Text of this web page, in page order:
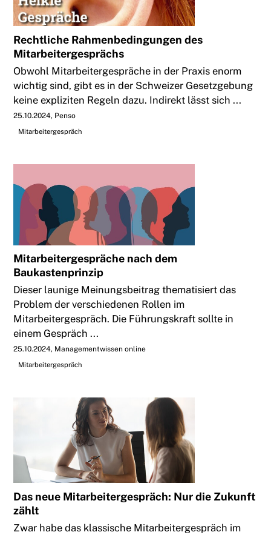
Rechtliche Rahmenbedingungen des
Mitarbeitergesprächs
Obwohl Mitarbeitergespräche in der Praxis enorm
wichtig sind, gibt es in der Schweizer Gesetzgebung
keine expliziten Regeln dazu. Indirekt lässt sich ...
25.10.2024 Penso
Mitarbeitergespräch
Mitarbeitergespräche nach dem
Baukastenprinzip
Dieser launige Meinungsbeitrag thematisiert das
Problem der verschiedenen Rollen im
Mitarbeitergespräch. Die Führungskraft sollte in
einem Gespräch ...
25.10.2024 Managementwissen online
Mitarbeitergespräch
Das neue Mitarbeitergespräch: Nur die Zukunft
zählt
Zwar habe das klassische Mitarbeitergespräch im